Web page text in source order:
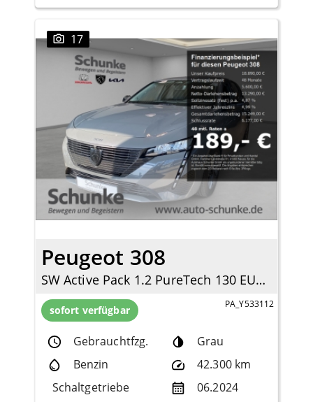
17
Peugeot 308
SW Active Pack 1.2 PureTech 130 EU6d Navi LED Apple CarPlay Android Auto 2-Zonen-Klimaautom
sofort verfügbar PA_Y533112
Gebrauchtfzg.
Grau
Benzin
42.300 km
Schaltgetriebe
06.2024